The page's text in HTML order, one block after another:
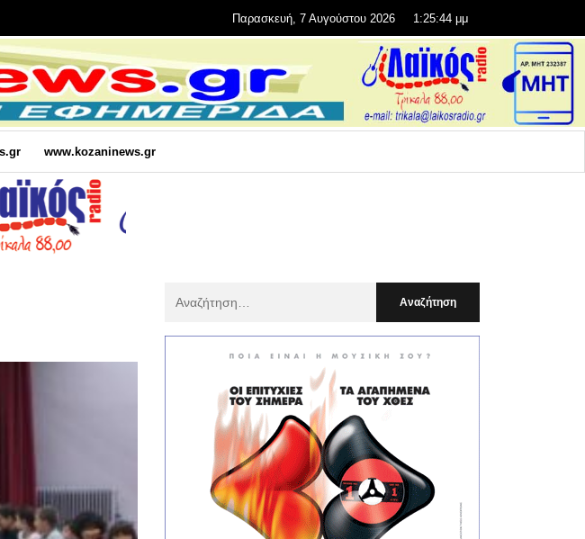
Παρασκευή, 7 Αυγούστου 2026 1:25:46 μμ
www.kozaninews.gr
: